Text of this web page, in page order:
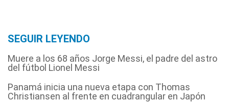
SEGUIR LEYENDO
Muere a los 68 años Jorge Messi, el padre del astro
del fútbol Lionel Messi
Panamá inicia una nueva etapa con Thomas
Christiansen al frente en cuadrangular en Japón